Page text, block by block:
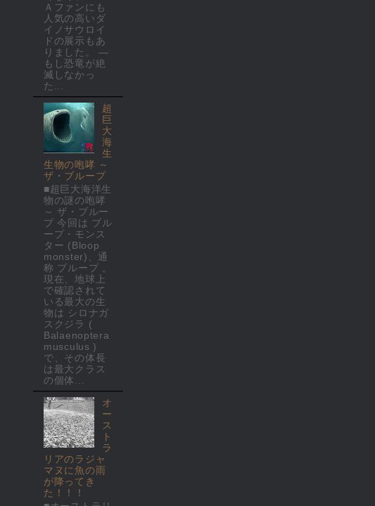
Ａファンにも
人気の高いダ
イノサウロイ
ドの展示もあ
りました。 ―
もし恐竜が絶
滅しなかっ
た...
超
巨
大
海
生
生物の咆哮 ～
ザ・ブループ
■超巨大海洋生
物の謎の咆哮
～ ザ・ブルー
プ 今回は ブル
ープ・モンス
ター (Bloop
monster)、通
称 ブループ 。
現在、地球上
で確認されて
いる最大の生
物は シロナガ
スクジラ (
Balaenoptera
musculus )
で、その体長
は最大クラス
の個体...
オ
ー
ス
ト
ラ
リアのラジャ
マヌに魚の雨
が降ってき
た！！！